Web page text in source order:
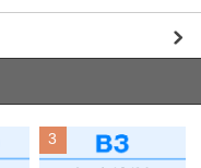
3